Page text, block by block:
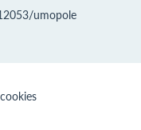
umopole